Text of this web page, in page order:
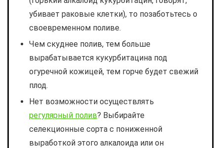
убивает раковые клетки), то позаботьтесь о
своевременном поливе.
Чем скуднее полив, тем больше
вырабатывается кукурбитацина под
огуречной кожицей, тем горче будет свежий
плод.
Нет возможности осуществлять
регулярный полив? Выбирайте
селекционные сорта с пониженной
выработкой этого алкалоида или он